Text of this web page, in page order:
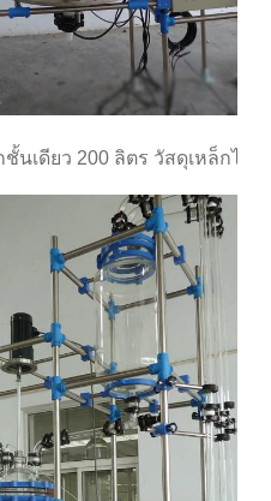
นเดียว 200 ลิตร วัสดุเหล็กไร้ขั